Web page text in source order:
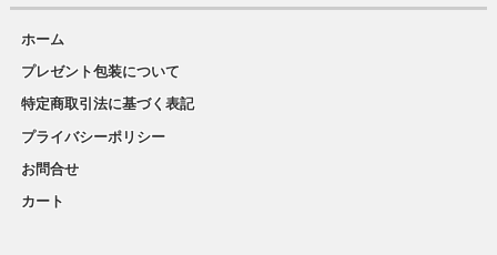
ホーム
プレゼント包装について
特定商取引法に基づく表記
プライバシーポリシー
お問合せ
カート